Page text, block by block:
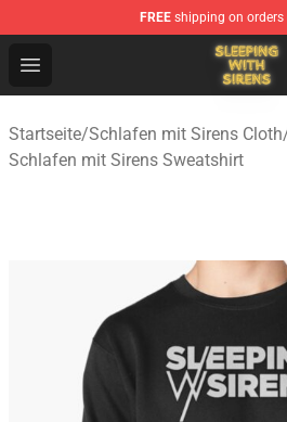
FREE shipping on orders
Open menu
Sleeping With Sirens Store -
Startseite/Schlafen mit Sirens Cloth
Schlafen mit Sirens Sweatshirt